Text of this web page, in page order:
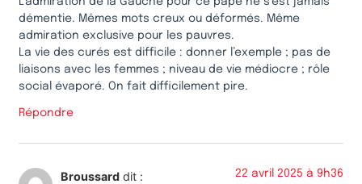
démentie. Mêmes mots creux ou déformés. Même
admiration exclusive pour les pauvres.
La vie des curés est difficile : donner l’exemple ; pas de
liaisons avec les femmes ; niveau de vie médiocre ; rôle
social évaporé. On fait difficilement pire.
Répondre
Broussard dit : 22 avril 2025 à 9h36